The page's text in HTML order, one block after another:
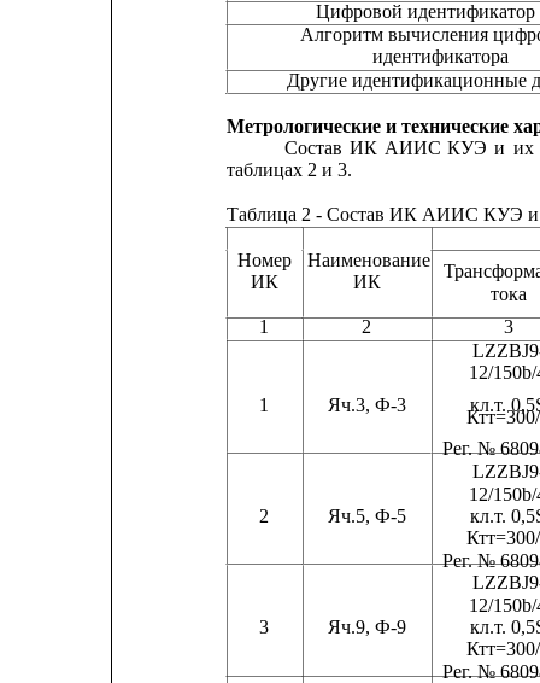
Цифровой
Алгоритм вычисления
идентификатора
Другие идентификационные
Метрологические и технические
Состав ИК АИИС КУЭ и их
таблицах 2 и 3.
ИК ИК
Таблица 2 - Состав ИК АИИС КУЭ и
Номер Наименование
1
2
3
12/150b/
1
Яч.3, Ф-3 кл.т.
Рег. №
12/150b/
2
Яч.5, Ф-5 кл.т.
Рег. №
12/150b/
3
Яч.9, Ф-9 кл.т.
Рег. №